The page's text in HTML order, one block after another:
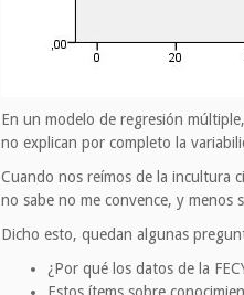
En un modelo de regresión
no explican por completo la
Cuando nos reímos de la incultura
no sabe no me convence, y menos
Dicho esto, quedan algunas
¿Por qué los datos de la
Estos ítems sobre